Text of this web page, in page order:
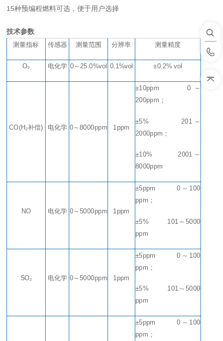
15种预编程燃料可选，便于用户选择
技术参数
+
测量指标 传感器 测量范围 分辨率 测量精度
O₂ 电化学 0 ～25.0%vol 0.1%vol ±0.2% vol
CO(H₂补偿) 电化学 0 ～8000ppm 1ppm
±10ppm 0 ～
200ppm；
±5% 201 ～
2000ppm ；
±10% 2001 ～
8000ppm
NO 电化学 0 ～5000ppm 1ppm
±5ppm 0 ～ 100
ppm ；
±5% 101 ～5000
ppm
SO₂ 电化学 0 ～5000ppm 1ppm
±5ppm 0 ～ 100
ppm ；
±5% 101 ～5000
ppm
±5ppm 0 ～ 100
ppm ；